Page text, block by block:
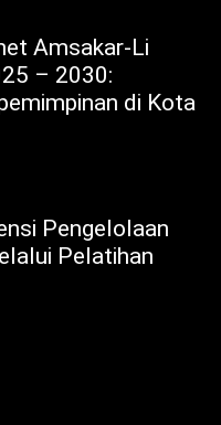
Amsakar-Li
– 2030:
di Kota
Pengelolaan
Pelatihan